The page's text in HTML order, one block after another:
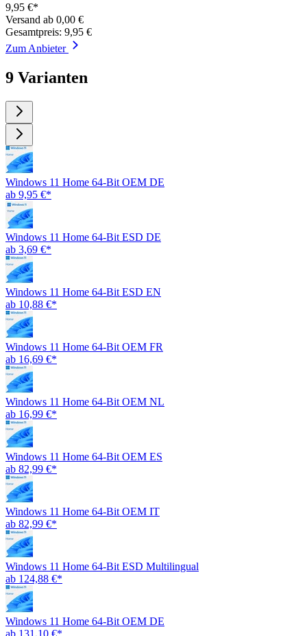
9,95 €*
Versand ab 0,00 €
Gesamtpreis: 9,95 €
Zum Anbieter
9 Varianten
Windows 11 Home 64-Bit OEM DE
ab 9,95 €*
Windows 11 Home 64-Bit ESD DE
ab 3,69 €*
Windows 11 Home 64-Bit ESD EN
ab 10,88 €*
Windows 11 Home 64-Bit OEM FR
ab 16,69 €*
Windows 11 Home 64-Bit OEM NL
ab 16,99 €*
Windows 11 Home 64-Bit OEM ES
ab 82,99 €*
Windows 11 Home 64-Bit OEM IT
ab 82,99 €*
Windows 11 Home 64-Bit ESD Multilingual
ab 124,88 €*
Windows 11 Home 64-Bit OEM DE
ab 131,10 €*